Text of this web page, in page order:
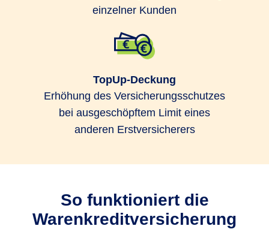
einzelner Kunden
TopUp-Deckung
Erhöhung des Versicherungsschutzes
bei ausgeschöpftem Limit eines
anderen Erstversicherers
So funktioniert die
Warenkreditversicherung